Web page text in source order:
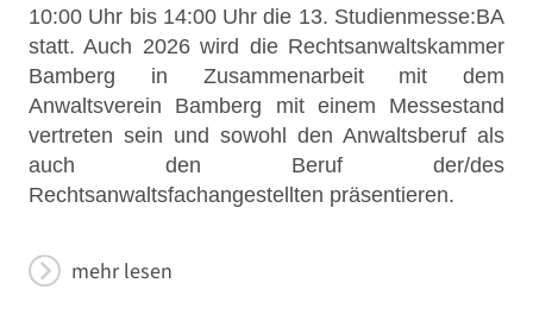
10:00 Uhr bis 14:00 Uhr die 13. Studienmesse:BA
statt. Auch 2026 wird die Rechtsanwaltskammer
Bamberg in Zusammenarbeit mit dem
Anwaltsverein Bamberg mit einem Messestand
vertreten sein und sowohl den Anwaltsberuf als
auch den Beruf der/des
Rechtsanwaltsfachangestellten präsentieren.
mehr lesen